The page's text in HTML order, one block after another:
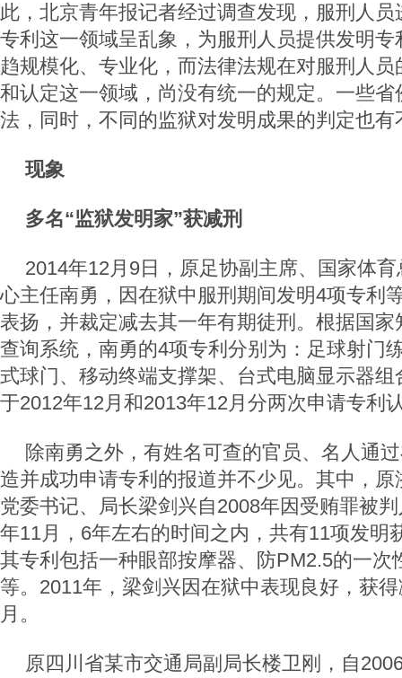
此，北京青年报记者经过调查发现，服刑人
专利这一领域呈乱象，为服刑人员提供发明
趋规模化、专业化，而法律法规在对服刑人
和认定这一领域，尚没有统一的规定。一些
法，同时，不同的监狱对发明成果的判定也有
现象
多名“监狱发明家”获减刑
2014年12月9日，原足协副主席、国家体
心主任南勇，因在狱中服刑期间发明4项专利
表扬，并裁定减去其一年有期徒刑。根据国
查询系统，南勇的4项专利分别为：足球射门
式球门、移动终端支撑架、台式电脑显示器
于2012年12月和2013年12月分两次申请专利
除南勇之外，有姓名可查的官员、名人通
造并成功申请专利的报道并不少见。其中，
党委书记、局长梁剑兴自2008年因受贿罪被
年11月，6年左右的时间之内，共有11项发明
其专利包括一种眼部按摩器、防PM2.5的一次
等。2011年，梁剑兴因在狱中表现良好，获
月。
原四川省某市交通局副局长楼卫刚，自